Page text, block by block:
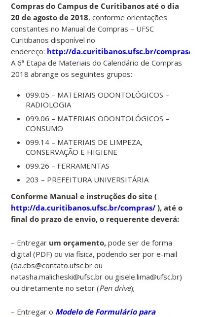
Compras do Campus de Curitibanos até o dia
20 de agosto de 2018, conforme orientações
constantes no Manual de Compras – UFSC
Curitibanos disponível no
endereço: http://da.curitibanos.ufsc.br/compras/
A 6ª Etapa de Materiais do Calendário de Compras
2018 abrange os seguintes grupos:
099.05 – MATERIAIS ODONTOLÓGICOS –
RADIOLOGIA
099.06 – MATERIAIS ODONTOLÓGICOS –
CONSUMO
099.14 – MATERIAIS DE LIMPEZA,
CONSERVAÇÃO E HIGIENE
099.26 – FERRAMENTAS
203 – PREFEITURA UNIVERSITÁRIA
Conforme Manual e instruções do site (
http://da.curitibanos.ufsc.br/compras/ ), até o
final do prazo de envio, o requerente deverá:
– Entregar um orçamento,pode ser de forma
digital (PDF) ou via física, podendo ser por e-mail
(da.cbs@contato.ufsc.br ou
natasha.malicheski@ufsc.br ou gisele.lima@ufsc.br)
ou diretamente no setor (Pen drive);
– Entregar o Modelo de Formulário para